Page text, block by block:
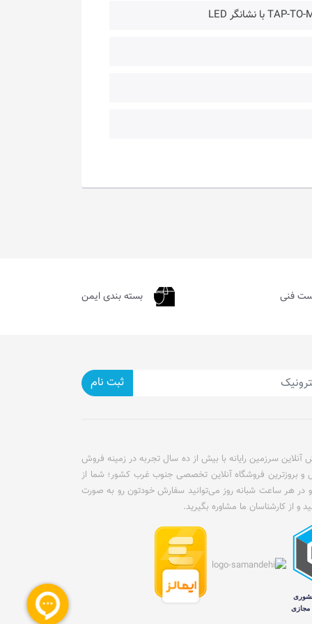
فنی بسته بندی ایمن
ثبت نام
سرزمین رایانه با بیش از ده سال تجربه در زمینه فروش
و بروزترین فروشگاه آنلاین تخصصی جنوب غرب کشور؛ شما از
و در هر ساعت شبانه روز می‌توانید سفارش خودتون رو به صورت
و از کارشناسان ما مشاوره بگیرید.